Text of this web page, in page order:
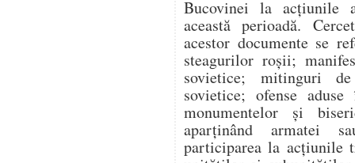
Bucovinei la acțiunile
această perioadă.
acestor documente se
steagurilor roșii;
sovietice; mitinguri
sovietice; ofense
monumentelor și
aparținând armatei
participarea la acțiunile